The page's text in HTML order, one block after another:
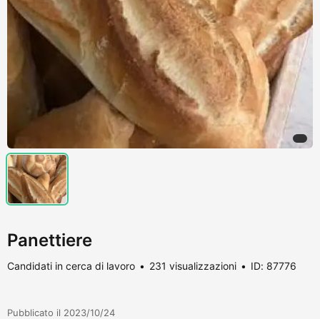
Panettiere
Candidati in cerca di lavoro 231 visualizzazioni ID: 87776
Pubblicato il 2023/10/24